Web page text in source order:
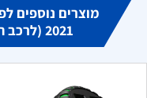
מוצרים נוספים
2021 (לרכב הצ'בק פנס ערפל עם לדים)